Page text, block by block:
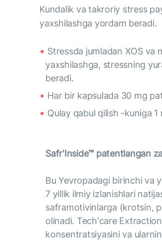
Kundalik va takroriy stress
yaxshilashga yordam beradi.
Stressda jumladan XOS
yaxshilashga, stressning
beradi.
Har bir kapsulada 30 mg
Qulay qabul qilish -kuniga 1
Safr'Inside™ patentlangan
Bu Yevropadagi birinchi va
7 yillik ilmiy izlanishlari
saframotivinlarga (krotsin,
olinadi. Tech'care
konsentratsiyasini va